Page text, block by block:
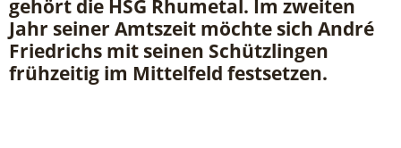
gehört die HSG Rhumetal. Im zweiten
Jahr seiner Amtszeit möchte sich André
Friedrichs mit seinen Schützlingen
frühzeitig im Mittelfeld festsetzen.